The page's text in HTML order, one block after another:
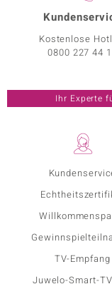
TV-Empfang
Juwelo-Smart-
Kostenlose
0800 227 44
Ihr Experte